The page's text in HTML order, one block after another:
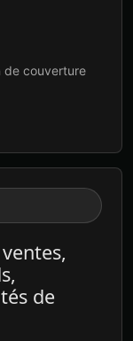
de couverture
de